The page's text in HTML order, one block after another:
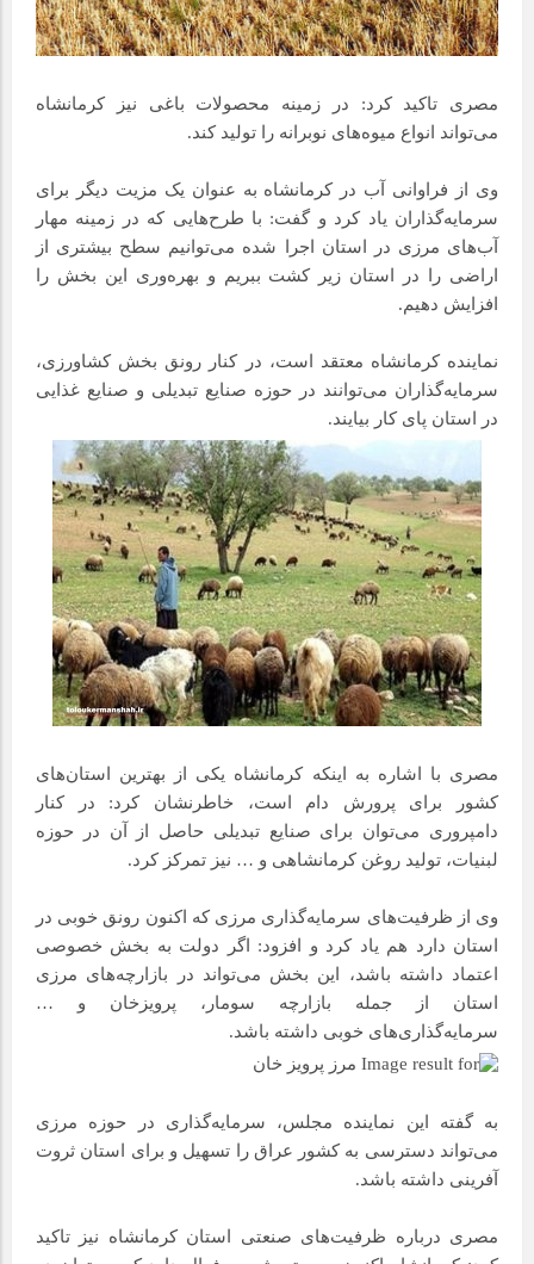
مصری تاکید کرد: در زمینه محصولات باغی نیز کرمانشاه
می‌تواند انواع میوه‌های نوبرانه را تولید کند.
وی از فراوانی آب در کرمانشاه به عنوان یک مزیت دیگر برای
سرمایه‌گذاران یاد کرد و گفت: با طرح‌هایی که در زمینه مهار
آب‌های مرزی در استان اجرا شده می‌توانیم سطح بیشتری از
اراضی را در استان زیر کشت ببریم و بهره‌وری این بخش را
افزایش دهیم.
نماینده کرمانشاه معتقد است، در کنار رونق بخش کشاورزی،
سرمایه‌گذاران می‌توانند در حوزه صنایع تبدیلی و صنایع غذایی
در استان پای کار بیایند.
مصری با اشاره به اینکه کرمانشاه یکی از بهترین استان‌های
کشور برای پرورش دام است، خاطرنشان کرد: در کنار
دامپروری می‌توان برای صنایع تبدیلی حاصل از آن در حوزه
لبنیات، تولید روغن کرمانشاهی و … نیز تمرکز کرد.
وی از ظرفیت‌های سرمایه‌گذاری مرزی که اکنون رونق خوبی در
استان دارد هم یاد کرد و افزود: اگر دولت به بخش خصوصی
اعتماد داشته باشد، این بخش می‌تواند در بازارچه‌های مرزی
استان از جمله بازارچه سومار، پرویزخان و …
سرمایه‌گذاری‌های خوبی داشته باشد.
به گفته این نماینده مجلس، سرمایه‌گذاری در حوزه مرزی
می‌تواند دسترسی به کشور عراق را تسهیل و برای استان ثروت
آفرینی داشته باشد.
مصری درباره ظرفیت‌های صنعتی استان کرمانشاه نیز تاکید